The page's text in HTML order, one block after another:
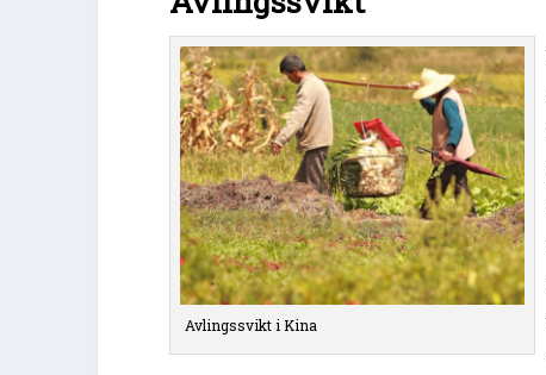
Avlingssvikt i Kina